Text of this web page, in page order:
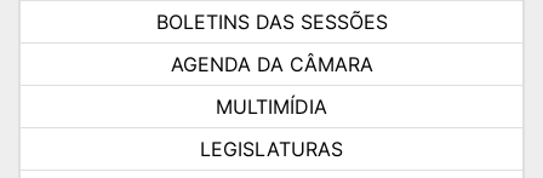
BOLETINS DAS SESSÕES
AGENDA DA CÂMARA
MULTIMÍDIA
LEGISLATURAS